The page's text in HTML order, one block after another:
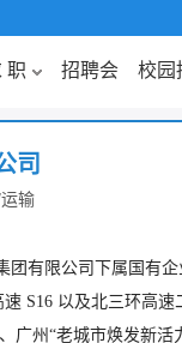
职 招聘会 校园
司
输
团有限公司下属国有
S16 以及北三环高
广州“老城市焕发新